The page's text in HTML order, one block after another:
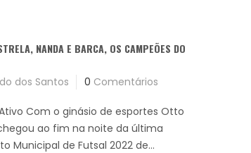
NANDA E BARCA, OS CAMPEÕES DO
dos Santos 0 Comentários
Com o ginásio de esportes Otto
ao fim na noite da última
Municipal de Futsal 2022 de...